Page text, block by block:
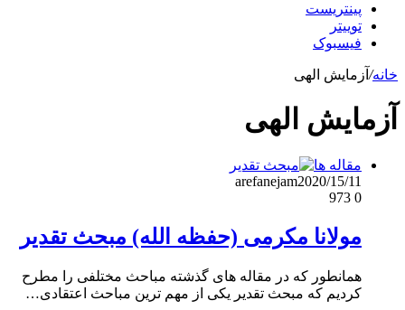
پینتریست
توییتر
فیسبوک
خانه/ آزمایش الهی
آزمایش الهی
مقاله ها
arefanejam2020/15/11
0
مولانا مکرمی (حفظه الله) مبحث تقدیر
همانطور که در مقاله های گذشته مباحث مختلفی را مطرح
کردیم که مبحث تقدیر یکی از مهم‌ ترین مباحث اعتقادی…